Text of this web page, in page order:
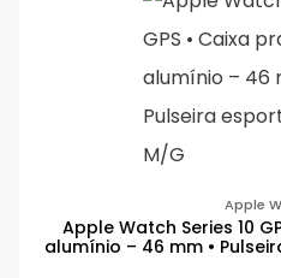
Apple
Apple Watch Series 10
alumínio – 46 mm •